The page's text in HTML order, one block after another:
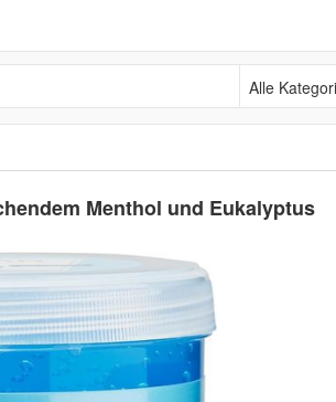
Alle Kategorien
Menthol und Eukalyptus